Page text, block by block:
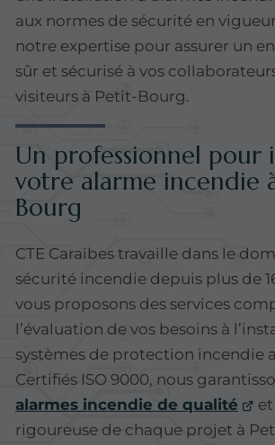
aux normes de sécurité en
notre expertise pour assurer un
sûr et sécurisé à vos
visiteurs à Petit-Bourg.
Un professionnel pour
votre alarme incendie
Bourg
CTE Caraïbes travaille dans le
sécurité incendie depuis plus de
vous proposons des services
l’évaluation de vos besoins à
systèmes de protection incendie
Certifiés ISO 9000, nous
alarmes incendie de qualité
rigoureuse de chaque projet à